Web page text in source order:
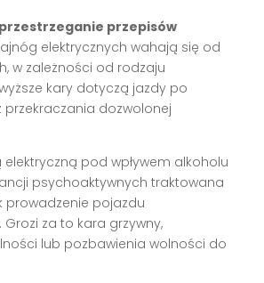
przepisów
elektrycznych wahają się od
w zależności od rodzaju
kary dotyczą jazdy po
dozwolonej
pod wpływem alkoholu
psychoaktywnych traktowana
prowadzenie pojazdu
za to kara grzywny,
lub pozbawienia wolności do